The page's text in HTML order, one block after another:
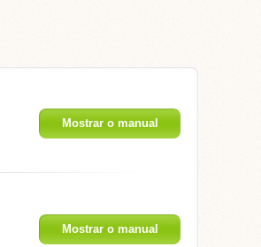
Mostrar o manual
Mostrar o manual